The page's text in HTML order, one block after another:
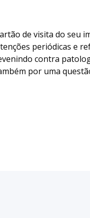
de visita do seu
periódicas e
contra
por uma